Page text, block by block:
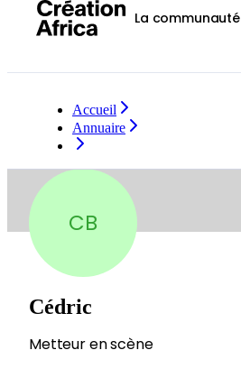
La communauté
Accueil
Annuaire
CB
Cédric
Metteur en scène